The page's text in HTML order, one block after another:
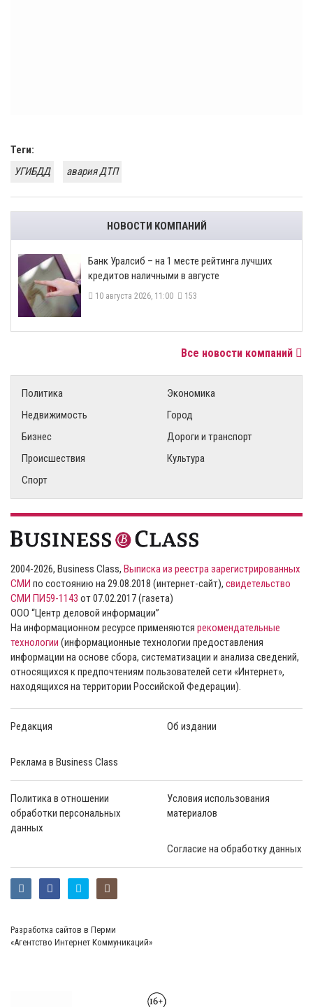
Теги:
УГИБДД
авария ДТП
НОВОСТИ КОМПАНИЙ
Банк Уралсиб – на 1 месте рейтинга лучших
кредитов наличными в августе
10 августа 2026, 11:00 153
Все новости компаний
Политика
Экономика
Недвижимость
Город
Бизнес
Дороги и транспорт
Происшествия
Культура
Спорт
2004-2026, Business Class, Выписка из реестра зарегистрированных
СМИ по состоянию на 29.08.2018 (интернет-сайт), свидетельство
СМИ ПИ59-1143 от 07.02.2017 (газета)
ООО “Центр деловой информации”
На информационном ресурсе применяются рекомендательные
технологии (информационные технологии предоставления
информации на основе сбора, систематизации и анализа сведений,
относящихся к предпочтениям пользователей сети «Интернет»,
находящихся на территории Российской Федерации).
Редакция Об издании
Реклама в Business Class
Политика в отношении
обработки персональных
данных
Условия использования
материалов
Согласие на обработку данных
Разработка сайтов в Перми
«Агентство Интернет Коммуникаций»